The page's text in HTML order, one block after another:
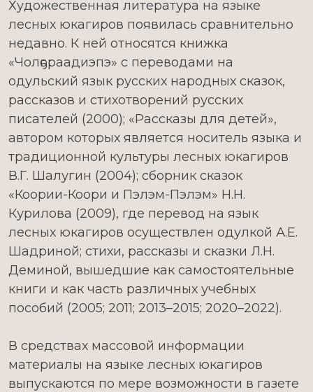
Художественная литература на языке
лесных юкагиров появилась сравнительно
недавно. К ней относятся книжка
«Чолҕораадиэпэ» с переводами на
одульский язык русских народных сказок,
рассказов и стихотворений русских
писателей (2000); «Рассказы для детей»,
автором которых является носитель языка и
традиционной культуры лесных юкагиров
В.Г. Шалугин (2004); сборник сказок
«Коории-Коори и Пэлэм-Пэлэм» Н.Н.
Курилова (2009), где перевод на язык
лесных юкагиров осуществлен одулкой А.Е.
Шадриной; стихи, рассказы и сказки Л.Н.
Деминой, вышедшие как самостоятельные
книги и как часть различных учебных
пособий (2005; 2011; 2013–2015; 2020–2022).
В средствах массовой информации
материалы на языке лесных юкагиров
выпускаются по мере возможности в газете